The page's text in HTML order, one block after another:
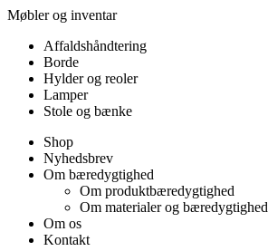
Møbler og inventar
Affaldshåndtering
Borde
Hylder og reoler
Lamper
Stole og bænke
Shop
Nyhedsbrev
Om bæredygtighed
Om produktbæredygtighed
Om materialer og bæredygtighed
Om os
Kontakt